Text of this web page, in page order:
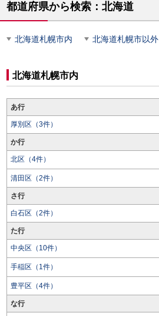
都道府県から検索：北海道
北海道札幌市内 北海道札幌市以外
北海道札幌市内
あ行
厚別区（3件）
か行
北区（4件）
清田区（2件）
さ行
白石区（2件）
た行
中央区（10件）
手稲区（1件）
豊平区（4件）
な行